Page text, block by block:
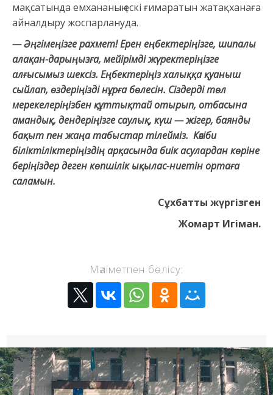
мақсатында емхананың ескі ғимаратын жатақханаға
айналдыру жоспарлануда.
— Әңгімеңізге рахмет! Ерен еңбектеріңізге, шипалы
алақан-дарыңызға, мейірімді жүректеріңізге
алғысымыз шексіз. Еңбектеріңіз халыққа қуаныш
сыйлап, өздеріңізді нұрға бөлесін. Сіздерді төл
мерекелеріңізбен құттықтай отырып, отбасына
амандық, дендеріңізге саулық, күш — жігер, баянды
бақыт пен жаңа табыстар тілейміз. Кәсіби
біліктіліктеріңіздің арқасында биік асулардан көріне
беріңіздер деген көпшілік ықылас-ниетін ортаға
саламын.
Сұхбатты жүргізген
Жомарт Игіман.
Мәліметпен бөлісу: